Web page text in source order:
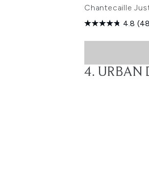
Chantecaille
4.8
4. URBAN